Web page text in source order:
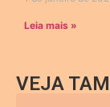
Leia mais »
VEJA